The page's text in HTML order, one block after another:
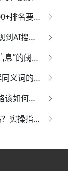
谷歌“隐式质量信号”清单：未被公开的200+排名要素溯源
2025谷歌SEO优化全景指南：从EEAT合规到AI搜索重构的实战策略
内容深度系数测算：搜索引擎判定“浅层信息”的阈值公式
神经匹配的语义渗透：搜索引擎如何理解同义词的“非等价替换”？
Google核心算法更新频率飙升：SEO策略该如何快速迭代？
如何根据谷歌最新算法调整你的SEO策略？实操指南与案例解析